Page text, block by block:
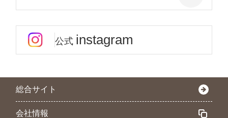
公式 instagram
総合サイト
会社情報